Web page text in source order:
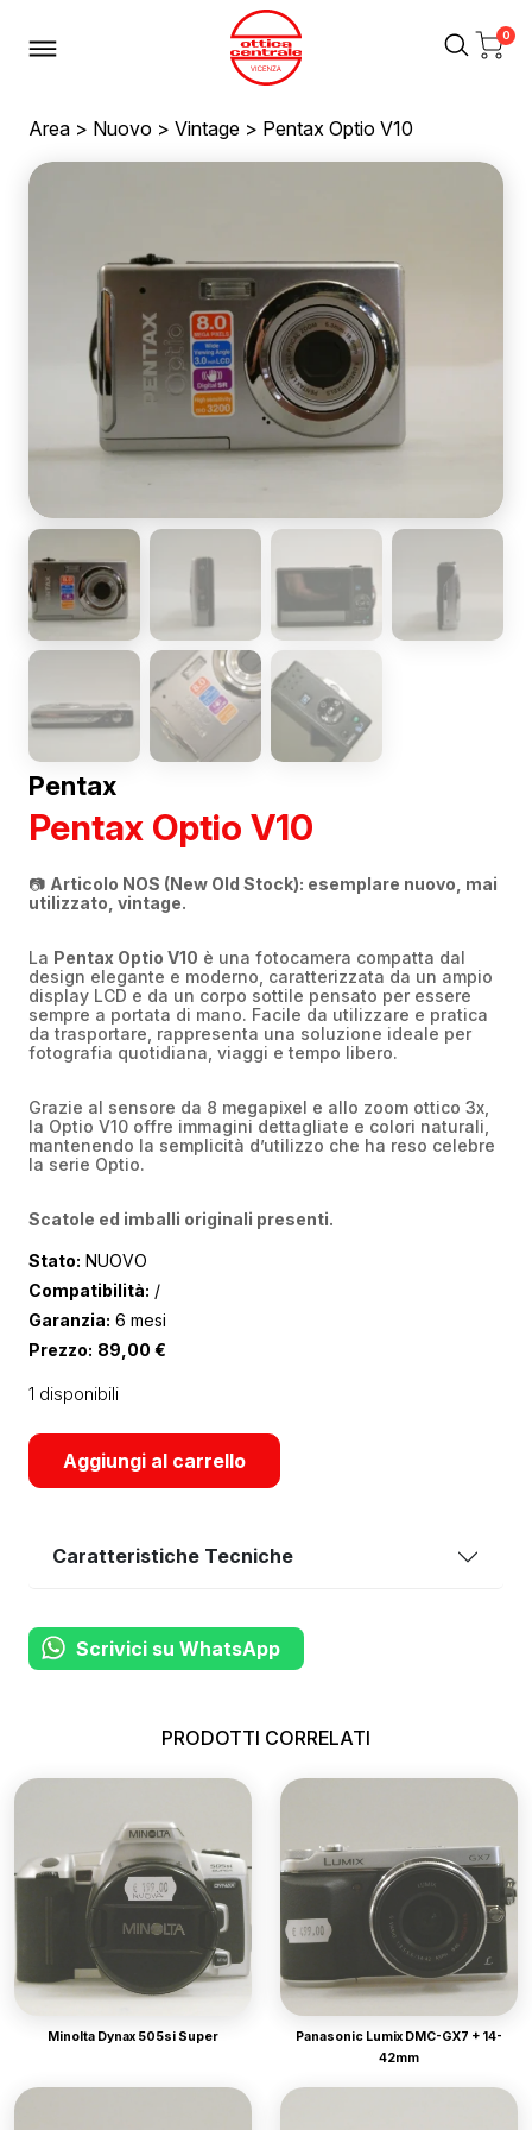
0
Area > Nuovo > Vintage > Pentax Optio V10
Pentax
Pentax Optio V10
📷 Articolo NOS (New Old Stock): esemplare nuovo, mai
utilizzato, vintage.
La Pentax Optio V10 è una fotocamera compatta dal
design elegante e moderno, caratterizzata da un ampio
display LCD e da un corpo sottile pensato per essere
sempre a portata di mano. Facile da utilizzare e pratica
da trasportare, rappresenta una soluzione ideale per
fotografia quotidiana, viaggi e tempo libero.
Grazie al sensore da 8 megapixel e allo zoom ottico 3x,
la Optio V10 offre immagini dettagliate e colori naturali,
mantenendo la semplicità d’utilizzo che ha reso celebre
la serie Optio.
Scatole ed imballi originali presenti.
Stato: NUOVO
Compatibilità: /
Garanzia: 6 mesi
Prezzo: 89,00 €
1 disponibili
Aggiungi al carrello
Caratteristiche Tecniche
Scrivici su WhatsApp
PRODOTTI CORRELATI
Minolta Dynax 505si Super
Panasonic Lumix DMC-GX7 + 14-
42mm